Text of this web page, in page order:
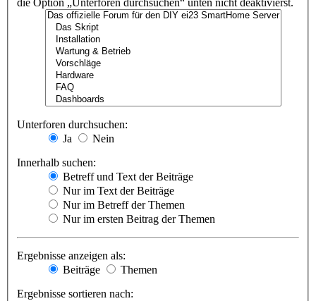
die Option „Unterforen durchsuchen“ unten nicht deaktivierst.
Unterforen durchsuchen:
Ja
Nein
Innerhalb suchen:
Betreff und Text der Beiträge
Nur im Text der Beiträge
Nur im Betreff der Themen
Nur im ersten Beitrag der Themen
Ergebnisse anzeigen als:
Beiträge
Themen
Ergebnisse sortieren nach: